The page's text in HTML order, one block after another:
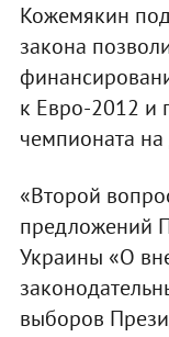
Кожемякин
закона
к Евро-2012 и
чемпионата
«Второй
предложений
Украины «О
выборов